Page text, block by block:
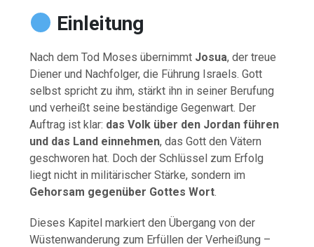
Einleitung
Nach dem Tod Moses übernimmt Josua, der treue
Diener und Nachfolger, die Führung Israels. Gott
selbst spricht zu ihm, stärkt ihn in seiner Berufung
und verheißt seine beständige Gegenwart. Der
Auftrag ist klar: das Volk über den Jordan führen
und das Land einnehmen, das Gott den Vätern
geschworen hat. Doch der Schlüssel zum Erfolg
liegt nicht in militärischer Stärke, sondern im
Gehorsam gegenüber Gottes Wort.
Dieses Kapitel markiert den Übergang von der
Wüstenwanderung zum Erfüllen der Verheißung –